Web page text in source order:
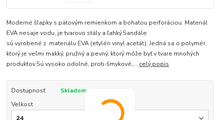
Moderné šľapky s pätovým remienkom a bohatou perforáciou. Materiál
EVA nesaje vodu, je tvarovo stály a ľahký.Sandále
sú vyrobené z materiálu EVA (etylén vinyl acetát). Jedná sa o polymér,
ktorý je veľmi mäkký, pružný a pevný, ktorý môže byť v tvare mnohých
produktov.Sú vysoko odolné, proti-šmykové,... celý popis
Dostupnosť
Skladom
Velkost